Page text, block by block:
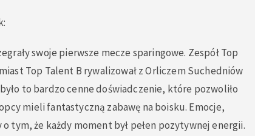
swoje pierwsze mecze sparingowe. Zespół Top
Top Talent B rywalizował z Orliczem Suchedniów
to bardzo cenne doświadczenie, które pozwoliło
mieli fantastyczną zabawę na boisku. Emocje,
tym, że każdy moment był pełen pozytywnej energii.